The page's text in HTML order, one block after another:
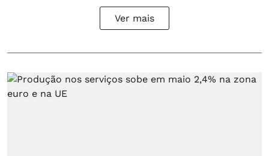
Ver mais